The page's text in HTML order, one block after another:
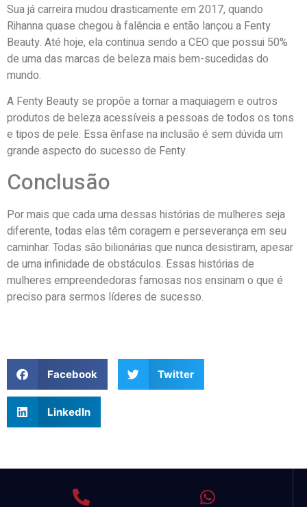
Sua já carreira mudou drasticamente em 2017, quando
Rihanna quase chegou à falência e então lançou a Fenty
Beauty. Até hoje, ela continua sendo a CEO que possui 50%
de uma das marcas de beleza mais bem-sucedidas do
mundo.
A Fenty Beauty se propõe a tornar a maquiagem e outros
produtos de beleza acessíveis a pessoas de todos os tons
e tipos de pele. Essa ênfase na inclusão é sem dúvida um
grande aspecto do sucesso de Fenty.
Conclusão
Por mais que cada uma dessas histórias de mulheres seja
diferente, todas elas têm coragem e perseverança em seu
caminhar. Todas são bilionárias que nunca desistiram, apesar
de uma infinidade de obstáculos. Essas histórias de
mulheres empreendedoras famosas nos ensinam o que é
preciso para sermos líderes de sucesso.
Facebook Twitter
LinkedIn